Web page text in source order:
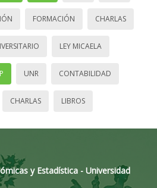
FORMACIÓN CHARLAS
LEY MICAELA
UNR CONTABILIDAD
CHARLAS LIBROS
y Estadística - Universidad